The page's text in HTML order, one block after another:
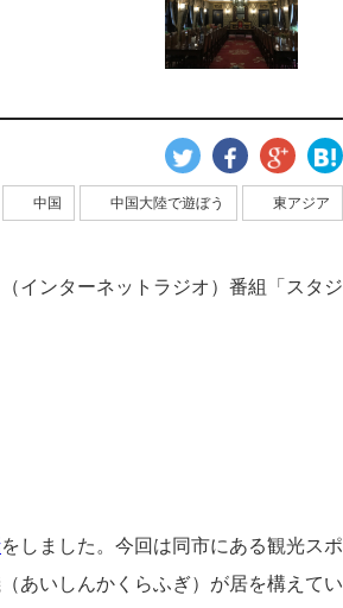
中国 中国大陸で遊ぼう 東アジア
インターネットラジオ）番組「スタジ
をしました。今回は同市にある観光スポ
あいしんかくらふぎ）が居を構えてい